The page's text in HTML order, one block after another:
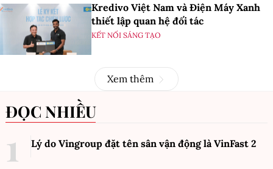
Kredivo Việt Nam và Điện Máy Xanh
thiết lập quan hệ đối tác
KẾT NỐI SÁNG TẠO
Xem thêm
ĐỌC NHIỀU
Lý do Vingroup đặt tên sân vận động là VinFast 2